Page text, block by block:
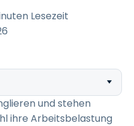
Lesezeit
und stehen
ihre Arbeitsbelastung